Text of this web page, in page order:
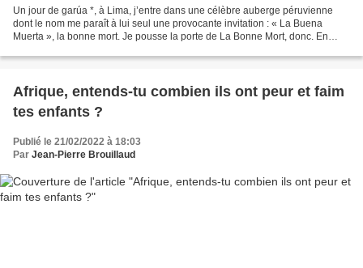
Un jour de garúa *, à Lima, j’entre dans une célèbre auberge péruvienne
dont le nom me paraît à lui seul une provocante invitation : « La Buena
Muerta », la bonne mort. Je pousse la porte de La Bonne Mort, donc. En
Afrique, entends-tu combien ils ont peur et faim
tes enfants ?
Publié le 21/02/2022 à 18:03
Par Jean-Pierre Brouillaud